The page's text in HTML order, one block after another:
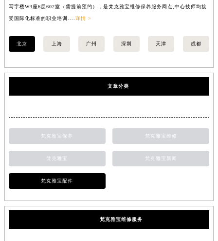
写字楼W3座6层602室（需提前预约），是梵克雅宝维修保养服务网点,中心技师均接
受国际化标准的职业培训.... 详情 >
北京 上海 广州 深圳 天津 成都
文章分类
梵克雅宝保养 梵克雅宝维修
梵克雅宝 梵克雅宝新闻
梵克雅宝配件
梵克雅宝维修服务